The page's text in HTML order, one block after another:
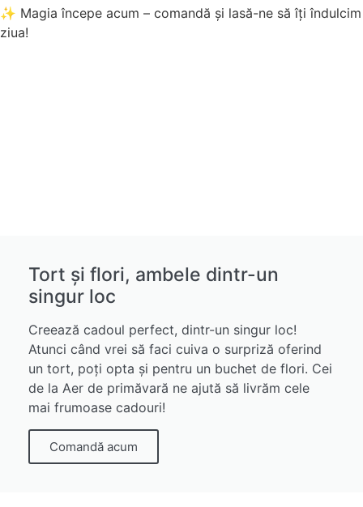
✨ Magia începe acum – comandă și lasă-ne să îți îndulcim
ziua!
Tort și flori, ambele dintr-un
singur loc
Creează cadoul perfect, dintr-un singur loc!
Atunci când vrei să faci cuiva o surpriză oferind
un tort, poți opta și pentru un buchet de flori. Cei
de la Aer de primăvară ne ajută să livrăm cele
mai frumoase cadouri!
Comandă acum